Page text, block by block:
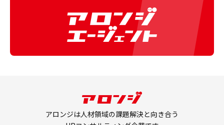
アロンジは人材領域の課題解決と向き合う